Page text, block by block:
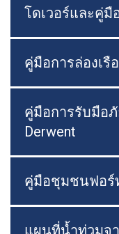
โดเวอร์และคู่
คู่มือการล่องเรื
คู่มือการรับมือ
Derwent
คู่มือชุมชนฟอร์